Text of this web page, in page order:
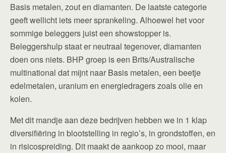
Basis metalen, zout en diamanten. De laatste categorie
geeft wellicht iets meer sprankeling. Alhoewel het voor
sommige beleggers juist een showstopper is.
Beleggershulp staat er neutraal tegenover, diamanten
doen ons niets. BHP groep is een Brits/Australische
multinational dat mijnt naar Basis metalen, een beetje
edelmetalen, uranium en energiedragers zoals olie en
kolen.
Met dit mandje aan deze bedrijven hebben we in 1 klap
diversifiëring in blootstelling in regio’s, in grondstoffen, en
in risicospreiding. Dit maakt de aankoop zo mooi, maar